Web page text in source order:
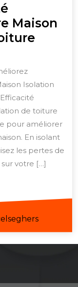
Maison
Isolation
de toiture
pour améliorer
En isolant
les pertes de
votre […]